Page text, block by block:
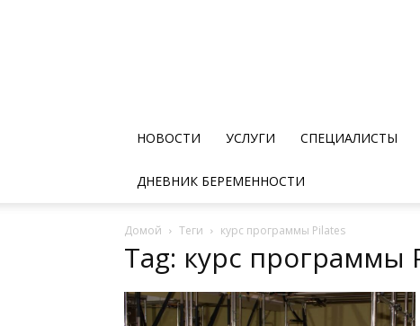
НОВОСТИ УСЛУГИ СПЕЦИАЛИСТЫ
ДНЕВНИК БЕРЕМЕННОСТИ
Домой Теги курс программы Pilates
Tag: курс программы